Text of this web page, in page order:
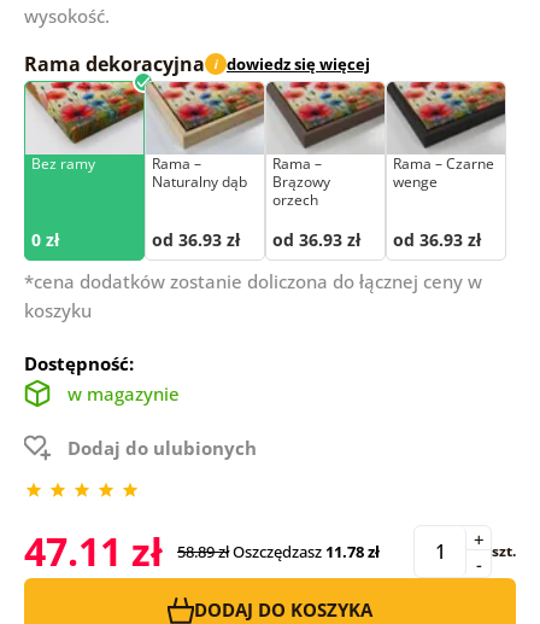
wysokość.
Rama dekoracyjna i dowiedz się więcej
Bez ramy
0 zł
Rama –
Naturalny dąb
od 36.93 zł
Rama –
Brązowy
orzech
od 36.93 zł
Rama – Czarne
wenge
od 36.93 zł
*cena dodatków zostanie doliczona do łącznej ceny w
koszyku
Dostępność:
w magazynie
Dodaj do ulubionych
47.11 zł 58.89 złOszczędzasz11.78 zł -
+ szt.
DODAJ DO KOSZYKA